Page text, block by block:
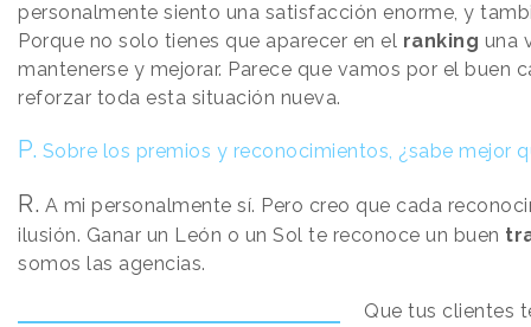
personalmente siento una satisfacción enorme, y
Porque no solo tienes que aparecer en el ranking una
mantenerse y mejorar. Parece que vamos por el buen
reforzar toda esta situación nueva.
P. Sobre los premios y reconocimientos, ¿sabe mejor
R. A mi personalmente sí. Pero creo que cada
ilusión. Ganar un León o un Sol te reconoce un buen
somos las agencias.
Que tus clientes